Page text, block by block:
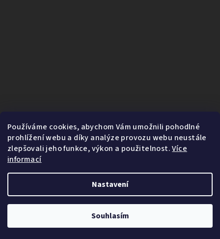
Používáme cookies, abychom Vám umožnili pohodlné
prohlížení webu a díky analýze provozu webu neustále
zlepšovali jeho funkce, výkon a použitelnost.Více
informací
Nastavení
Souhlasím
1
Vytvořil Shoptet